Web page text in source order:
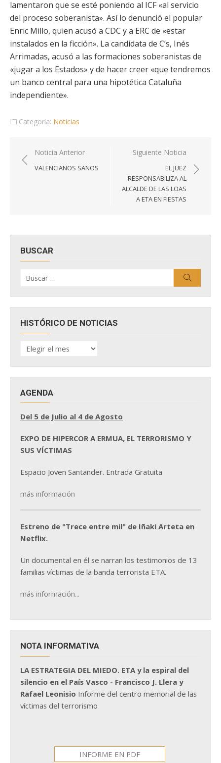
lamentaron que se esté poniendo al ICF «al servicio
del proceso soberanista». Así lo denunció el popular
Enric Millo, quien acusó a CDC y a ERC de «estar
instalados en la ficción». La candidata de C’s, Inés
Arrimadas, acusó a las formaciones soberanistas de
«jugar a los Estados» y de hacer creer «que tendremos
un banco central para una hipotética Cataluña
independiente».
Categoría: Noticias
Navegación
de
Noticia Anterior
VALENCIANOS SANOS
Siguiente Noticia
EL JUEZ
RESPONSABILIZA AL
ALCALDE DE LAS LOAS
A ETA EN FIESTAS
BUSCAR
por:
HISTÓRICO DE NOTICIAS
HISTÓRICO
DE
AGENDA
Del 5 de Julio al 4 de Agosto
EXPO DE HIPERCOR A ERMUA, EL TERRORISMO Y
SUS VÍCTIMAS
Espacio Joven Santander. Entrada Gratuita
más información
Estreno de "Trece entre mil" de Iñaki Arteta en
Netflix.
Un documental en él se narran los testimonios de 13
familias víctimas de la banda terrorista ETA.
más información...
NOTA INFORMATIVA
LA ESTRATEGIA DEL MIEDO. ETA y la espiral del
silencio en el País Vasco - Francisco J. Llera y
Rafael Leonisio Informe del centro memorial de las
víctimas del terrorismo
INFORME EN PDF